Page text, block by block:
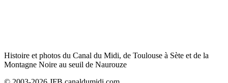
Histoire et photos du Canal du Midi, de Toulouse à Sète et de la
Montagne Noire au seuil de Naurouze